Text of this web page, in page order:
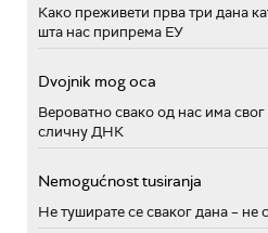
Како преживети прва три дана
шта нас припрема ЕУ
Dvojnik mog oca
Вероватно свако од нас има свог
сличну ДНК
Nemogućnost tusiranja
Не туширате се сваког дана – не